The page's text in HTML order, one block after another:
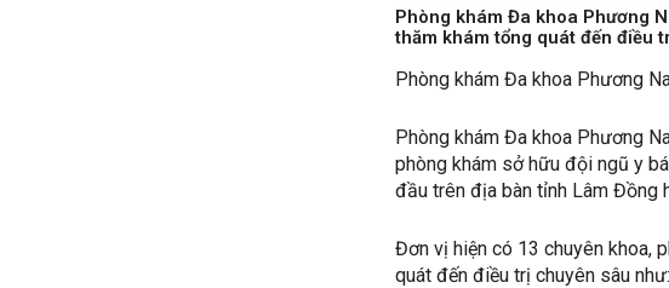
Phòng khám Đa khoa Phương
thăm khám tổng quát đến điều
Phòng khám Đa khoa Phương
Phòng khám Đa khoa Phương
phòng khám sở hữu đội ngũ y
đầu trên địa bàn tỉnh Lâm Đồng
Đơn vị hiện có 13 chuyên khoa,
quát đến điều trị chuyên sâu